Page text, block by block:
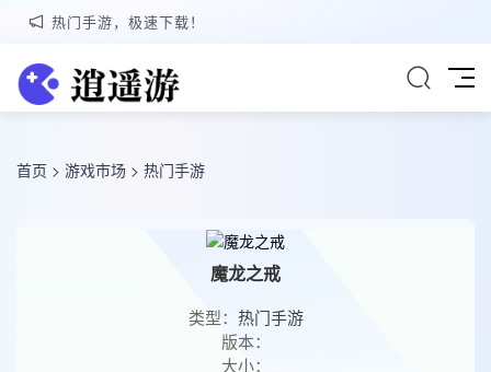
热门手游，极速下载！
首页 > 游戏市场 > 热门手游
魔龙之戒
类型： 热门手游
版本：
大小：